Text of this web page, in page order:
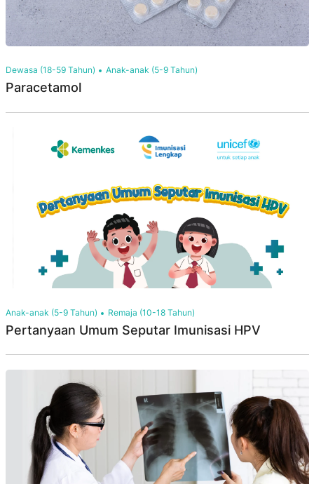
Dewasa (18-59 Tahun) Anak-anak (5-9 Tahun)
Paracetamol
Anak-anak (5-9 Tahun) Remaja (10-18 Tahun)
Pertanyaan Umum Seputar Imunisasi HPV